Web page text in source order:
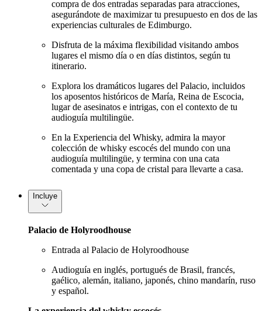
compra de dos entradas separadas para atracciones,
asegurándote de maximizar tu presupuesto en dos de las
experiencias culturales de Edimburgo.
Disfruta de la máxima flexibilidad visitando ambos
lugares el mismo día o en días distintos, según tu
itinerario.
Explora los dramáticos lugares del Palacio, incluidos
los aposentos históricos de María, Reina de Escocia,
lugar de asesinatos e intrigas, con el contexto de tu
audioguía multilingüe.
En la Experiencia del Whisky, admira la mayor
colección de whisky escocés del mundo con una
audioguía multilingüe, y termina con una cata
comentada y una copa de cristal para llevarte a casa.
Incluye
Palacio de Holyroodhouse
Entrada al Palacio de Holyroodhouse
Audioguía en inglés, portugués de Brasil, francés,
gaélico, alemán, italiano, japonés, chino mandarín, ruso
y español.